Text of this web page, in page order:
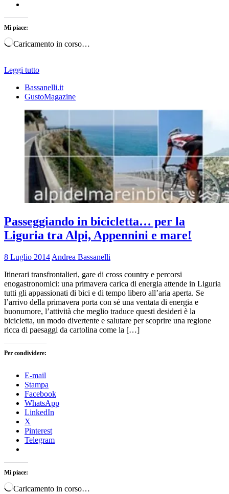
Mi piace:
Caricamento in corso…
Leggi tutto
Bassanelli.it
GustoMagazine
Passeggiando in bicicletta… per la
Liguria tra Alpi, Appennini e mare!
8 Luglio 2014 Andrea Bassanelli
Itinerari transfrontalieri, gare di cross country e percorsi
enogastronomici: una primavera carica di energia attende in Liguria
tutti gli appassionati di bici e di tempo libero all’aria aperta. Se
l’arrivo della primavera porta con sé una ventata di energia e
buonumore, l’attività che meglio traduce questi desideri è la
bicicletta, un modo divertente e salutare per scoprire una regione
ricca di paesaggi da cartolina come la […]
Per condividere:
E-mail
Stampa
Facebook
WhatsApp
LinkedIn
X
Pinterest
Telegram
Mi piace:
Caricamento in corso…